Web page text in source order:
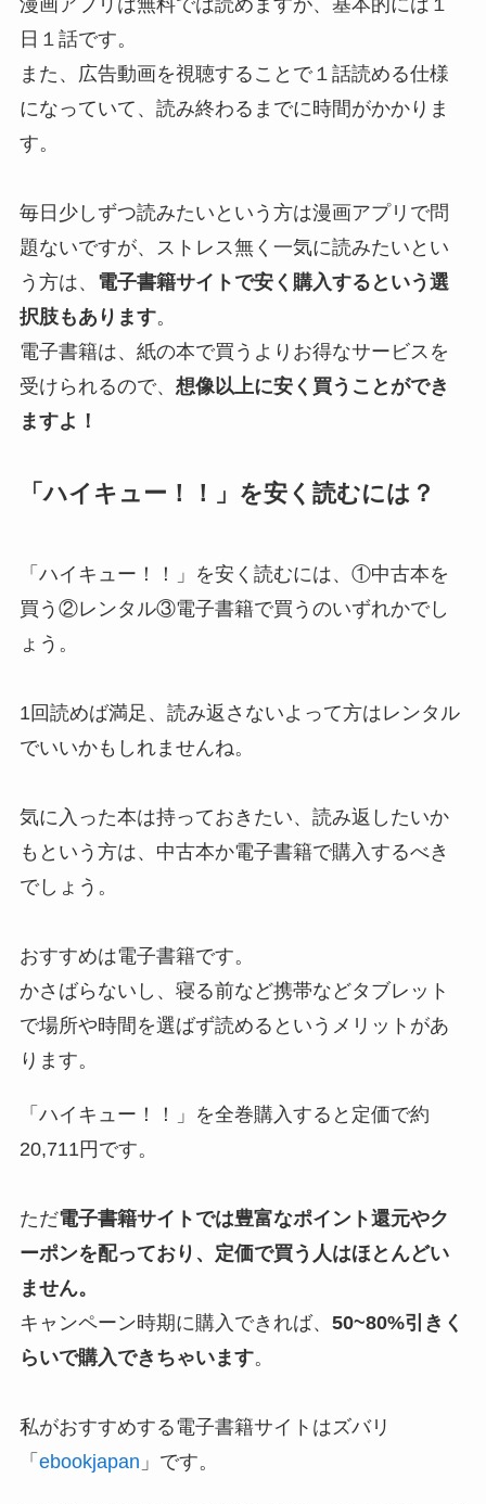
漫画アプリは無料では読めますが、基本的には１
日１話です。
また、広告動画を視聴することで１話読める仕様
になっていて、読み終わるまでに時間がかかりま
す。
毎日少しずつ読みたいという方は漫画アプリで問
題ないですが、ストレス無く一気に読みたいとい
う方は、 電子書籍サイトで安く購入するという選
択肢もあります。
電子書籍は、紙の本で買うよりお得なサービスを
受けられるので、 想像以上に安く買うことができ
ますよ！
「ハイキュー！！」を安く読むには？
「ハイキュー！！」を安く読むには、①中古本を
買う②レンタル③電子書籍で買うのいずれかでし
ょう。
1回読めば満足、読み返さないよって方はレンタル
でいいかもしれませんね。
気に入った本は持っておきたい、読み返したいか
もという方は、中古本か電子書籍で購入するべき
でしょう。
おすすめは電子書籍です。
かさばらないし、寝る前など携帯などタブレット
で場所や時間を選ばず読めるというメリットがあ
ります。
「ハイキュー！！」を全巻購入すると定価で約
20,711円です。
ただ電子書籍サイトでは豊富なポイント還元やク
ーポンを配っており、定価で買う人はほとんどい
ません。
キャンペーン時期に購入できれば、 50~80%引きく
らいで購入できちゃいます。
私がおすすめする電子書籍サイトはズバリ
「 ebookjapan 」です。